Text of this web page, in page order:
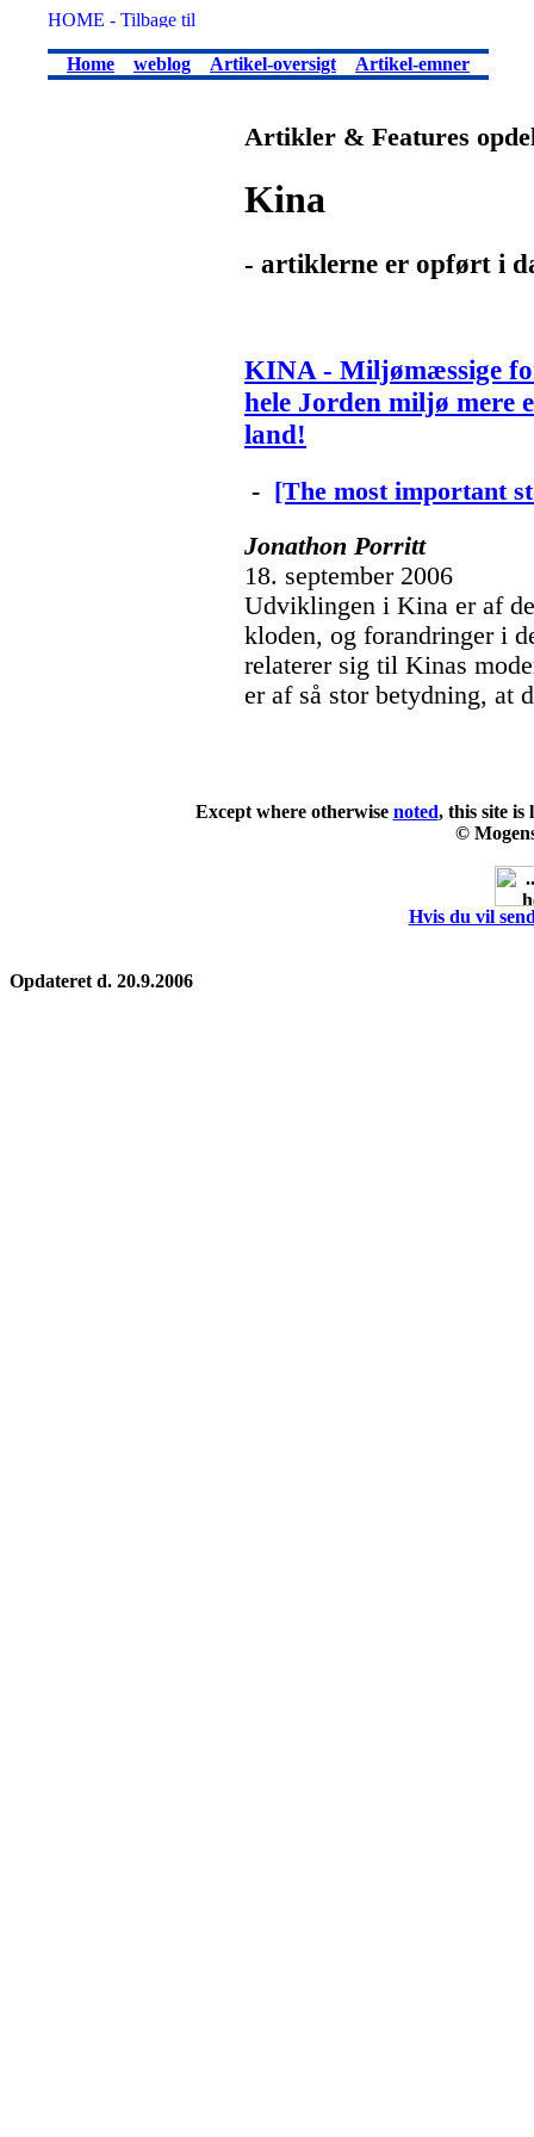
Home weblog Artikel-oversigt Artikel-emner
Artikler & Features
Kina
- artiklerne er opført i
KINA - Miljømæssige
hele Jorden miljø mere
land!
- [The most important
Jonathon Porritt
18. september 2006
Udviklingen i Kina er af
kloden, og forandringer i
relaterer sig til Kinas
er af så stor betydning, at
Except where otherwise noted, this site is
©
Hvis du vil
Opdateret d. 20.9.2006